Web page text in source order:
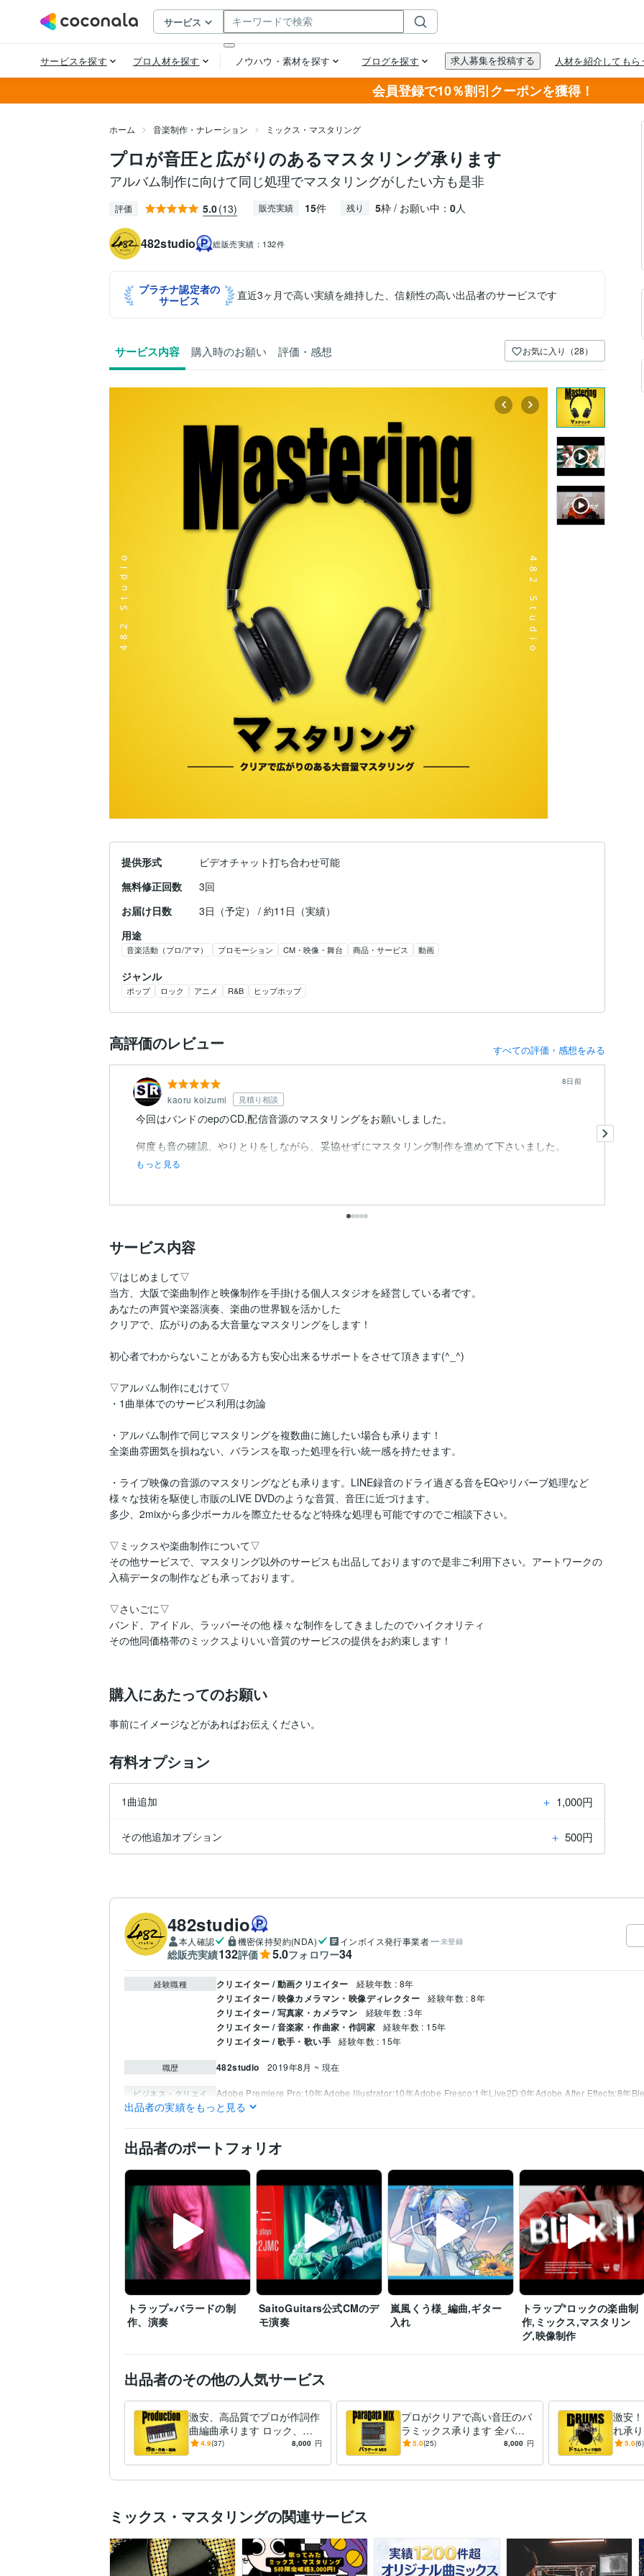
会員登録で10％割引クーポンを獲得！
ホーム 音楽制作・ナレーション ミックス・マスタリング
プロが音圧と広がりのあるマスタリング承ります
アルバム制作に向けて同じ処理でマスタリングがしたい方も是非
評価 5.0(13) 販売実績 15件 残り 5枠 / お願い中： 0人
482studio 総販売実績： 132件
プラチナ認定者の
サービス
直近3ヶ月で高い実績を維持した、信頼性の高い出品者のサービスです
サービス内容 購入時のお願い 評価・感想 お気に入り（28）
提供形式
ビデオチャット打ち合わせ可能
無料修正回数
3回
お届け日数
3日（予定） / 約11日（実績）
用途
音楽活動（プロ/アマ） プロモーション CM・映像・舞台 商品・サービス 動画
ジャンル
ポップ ロック アニメ R&B ヒップホップ
高評価のレビュー すべての評価・感想をみる
kaoru koizumi 見積り相談
8日前
今回はバンドのepのCD,配信音源のマスタリングをお願いしました。
何度も音の確認、やりとりをしながら、妥協せずにマスタリング制作を進めて下さいました。
もっと見る
サービス内容
▽はじめまして▽
当方、大阪で楽曲制作と映像制作を手掛ける個人スタジオを経営している者です。
あなたの声質や楽器演奏、楽曲の世界観を活かした
クリアで、広がりのある大音量なマスタリングをします！
初心者でわからないことがある方も安心出来るサポートをさせて頂きます(^_^)
▽アルバム制作にむけて▽
・1曲単体でのサービス利用は勿論
・アルバム制作で同じマスタリングを複数曲に施したい場合も承ります！
全楽曲雰囲気を損ねない、バランスを取った処理を行い統一感を持たせます。
・ライブ映像の音源のマスタリングなども承ります。LINE録音のドライ過ぎる音をEQやリバーブ処理など
様々な技術を駆使し市販のLIVE DVDのような音質、音圧に近づけます。
多少、2mixから多少ボーカルを際立たせるなど特殊な処理も可能ですのでご相談下さい。
▽ミックスや楽曲制作について▽
その他サービスで、マスタリング以外のサービスも出品しておりますので是非ご利用下さい。アートワークの
入稿データの制作なども承っております。
▽さいごに▽
バンド、アイドル、ラッパーその他 様々な制作をしてきましたのでハイクオリティ
その他同価格帯のミックスよりいい音質のサービスの提供をお約束します！
購入にあたってのお願い
有料オプション
1曲追加 ＋ 1,000円
その他追加オプション ＋ 500円
482studio
本人確認 機密保持契約(NDA) インボイス発行事業者 未登録
総販売実績132評価 5.0フォロワー34
経験職種 クリエイター / 動画クリエイター 経験年数 : 8年
クリエイター / 映像カメラマン・映像ディレクター 経験年数 : 8年
クリエイター / 写真家・カメラマン 経験年数 : 3年
クリエイター / 音楽家・作曲家・作詞家 経験年数 : 15年
クリエイター / 歌手・歌い手 経験年数 : 15年
職歴 482studio 2019年8月 ~ 現在
ビジネス・クリエイ
ティブツール
Adobe Premiere Pro:10年Adobe Illustrator:10年Adobe Fresco:1年Live2D:0年Adobe After Effects:8年
Logic Pro:3年
音楽制作・ナレーション 作詞作曲、編曲、ビートメイク、ミックス
音楽業界 レコーディング
語学力 英語 日常会話レベル
出品者の実績をもっと見る
出品者のポートフォリオ
トラップ×バラードの制
作、演奏
SaitoGuitars公式CMのデ
モ演奏
嵐風くう様_編曲,ギター
入れ
トラップ*ロックの楽曲制
作,ミックス,マスタリン
グ,映像制作
出品者のその他の人気サービス
激安、高品質でプロが作詞作
曲編曲承ります ロック、ポ
ップ、ヒップホップ、アイド
4.9(37) 8,000 円
プロがクリアで高い音圧のパ
ラミックス承ります 全パー
トを丁寧に処理しクリアで音
5.0(25) 8,000 円
激安
れ承
ら、
5.0(6)
ミックス・マスタリングの関連サービス